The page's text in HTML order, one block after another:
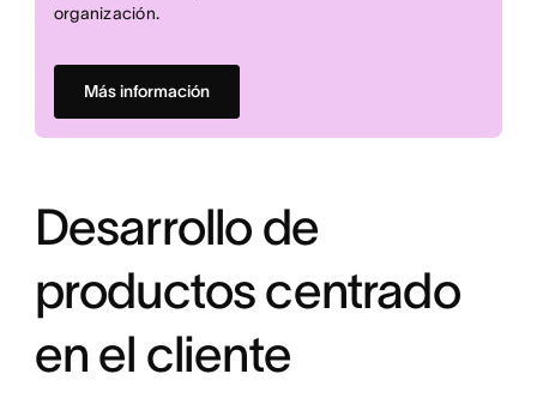
organización.
Más información
Desarrollo de
productos centrado
en el cliente